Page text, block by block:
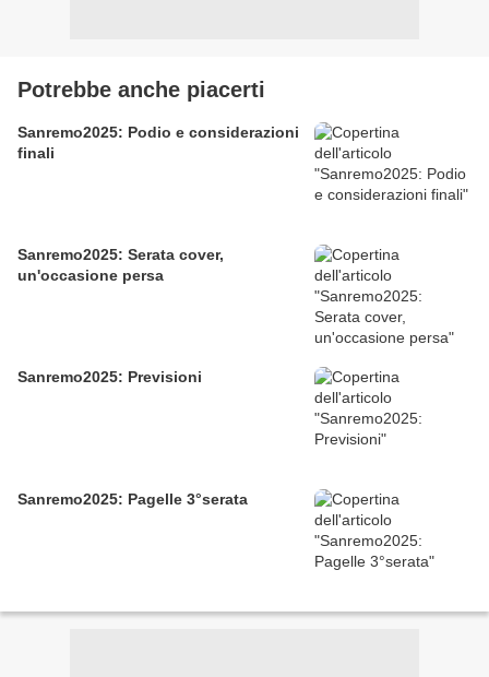
Potrebbe anche piacerti
Sanremo2025: Podio e considerazioni
finali
Sanremo2025: Serata cover,
un'occasione persa
Sanremo2025: Previsioni
Sanremo2025: Pagelle 3°serata